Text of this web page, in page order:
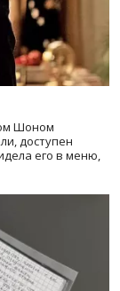
Шоном
доступен
его в меню,